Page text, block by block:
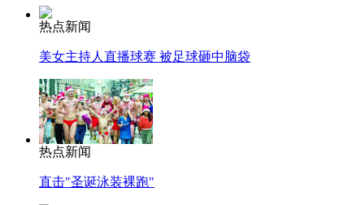
热点新闻
美女主持人直播球赛 被足球砸中脑袋
热点新闻
直击"圣诞泳装裸跑"